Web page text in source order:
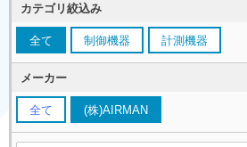
カテゴリ絞込み
全て 制御機器 計測機器
メーカー
全て (株)AIRMAN